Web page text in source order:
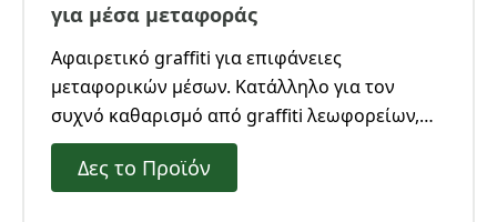
για μέσα μεταφοράς
Αφαιρετικό graffiti για επιφάνειες
μεταφορικών μέσων. Κατάλληλο για τον
συχνό καθαρισμό από graffiti λεωφορείων,
τρένων, τραμ, χωρίς να επηρεάζει τις
επιφάνειες ακόμα και από πλαστικό υλικό.
Δες το Προϊόν